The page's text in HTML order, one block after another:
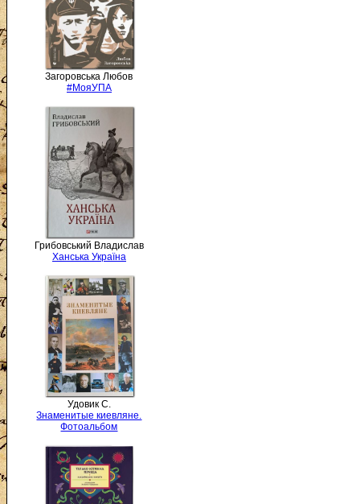
Загоровська Любов
#МояУПА
Грибовський Владислав
Ханська Україна
Удовик С.
Знаменитые киевляне.
Фотоальбом